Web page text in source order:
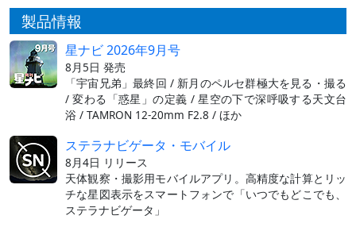
製品情報
星ナビ 2026年9月号
8月5日 発売
「宇宙兄弟」最終回 / 新月のペルセ群極大を見る・撮る
/ 変わる「惑星」の定義 / 星空の下で深呼吸する天文台
浴 / TAMRON 12-20mm F2.8 / ほか
ステラナビゲータ・モバイル
8月4日 リリース
天体観察・撮影用モバイルアプリ。高精度な計算とリッ
チな星図表示をスマートフォンで「いつでもどこでも、
ステラナビゲータ」